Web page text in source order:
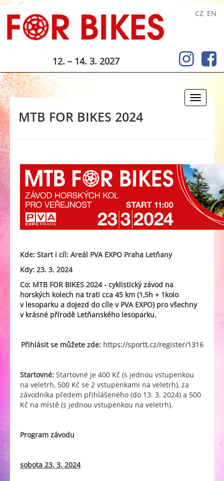
CZ EN
12. – 14. 3. 2027
Toggle
MTB FOR BIKES 2024
Kde: Start i cíl: Areál PVA EXPO Praha Letňany
Kdy: 23. 3. 2024
Co: MTB FOR BIKES 2024 - cyklistický závod na
horských kolech na trati cca 45 km (1,5h + 1kolo
v lesoparku a dojezd do cíle v PVA EXPO) pro všechny
v krásné přírodě Letňanského lesoparku.
Přihlásit se můžete zde: https://sportt.cz/register/1316
Startovné: Startovné je 400 Kč (s jednou vstupenkou
na veletrh, 500 Kč se 2 vstupenkami na veletrh), za
závodníka předem přihlášeného (do 13. 3. 2024) a 500
Kč na místě (s jednou vstupenkou na veletrh).
Program závodu
sobota 23. 3. 2024